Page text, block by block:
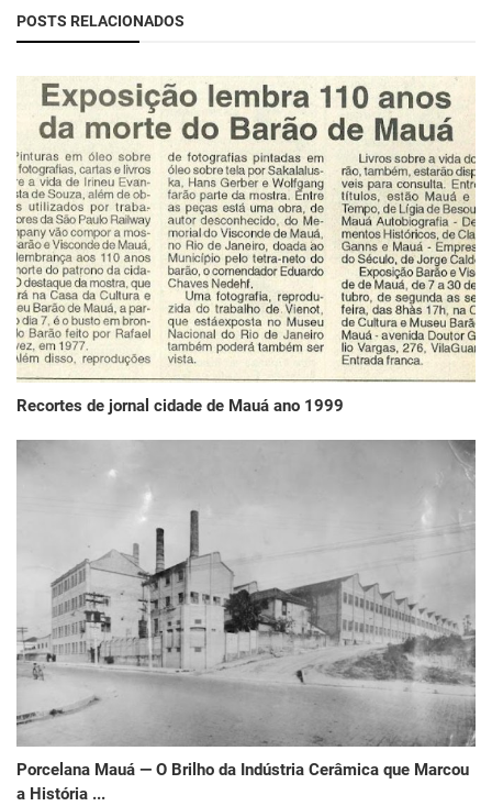
POSTS RELACIONADOS
Recortes de jornal cidade de Mauá ano 1999
Porcelana Mauá — O Brilho da Indústria Cerâmica que Marcou
a História ...